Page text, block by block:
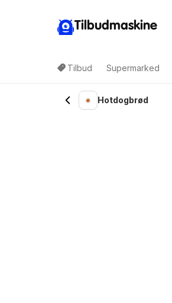
Tilbudmaskine
Tilbud Supermarked
Hotdogbrød